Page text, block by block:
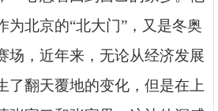
为北京的“北大门”，又是冬奥
场，近年来，无论从经济发展
了翻天覆地的变化，但是在上